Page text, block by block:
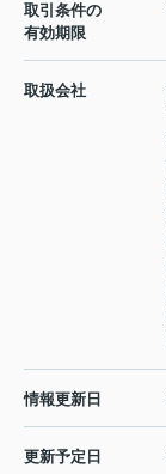
取引条件の
有効期限
取扱会社
情報更新日
更新予定日